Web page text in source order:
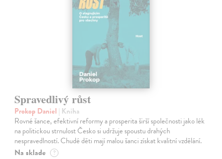
Spravedlivý růst
Prokop Daniel | Kniha
Rovné šance, efektivní reformy a prosperita širší společnosti jako lék
na politickou strnulost Česko si udržuje spoustu drahých
nespravedlností. Chudé děti mají malou šanci získat kvalitní vzdělání.
Na sklade ?